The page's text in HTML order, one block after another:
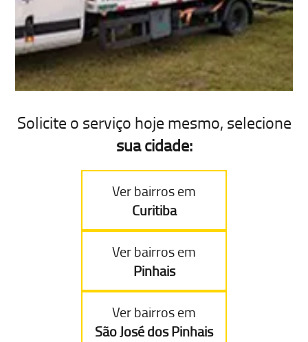
Solicite o serviço hoje mesmo, selecione
sua cidade:
Ver bairros em
Curitiba
Ver bairros em
Pinhais
Ver bairros em
São José dos Pinhais